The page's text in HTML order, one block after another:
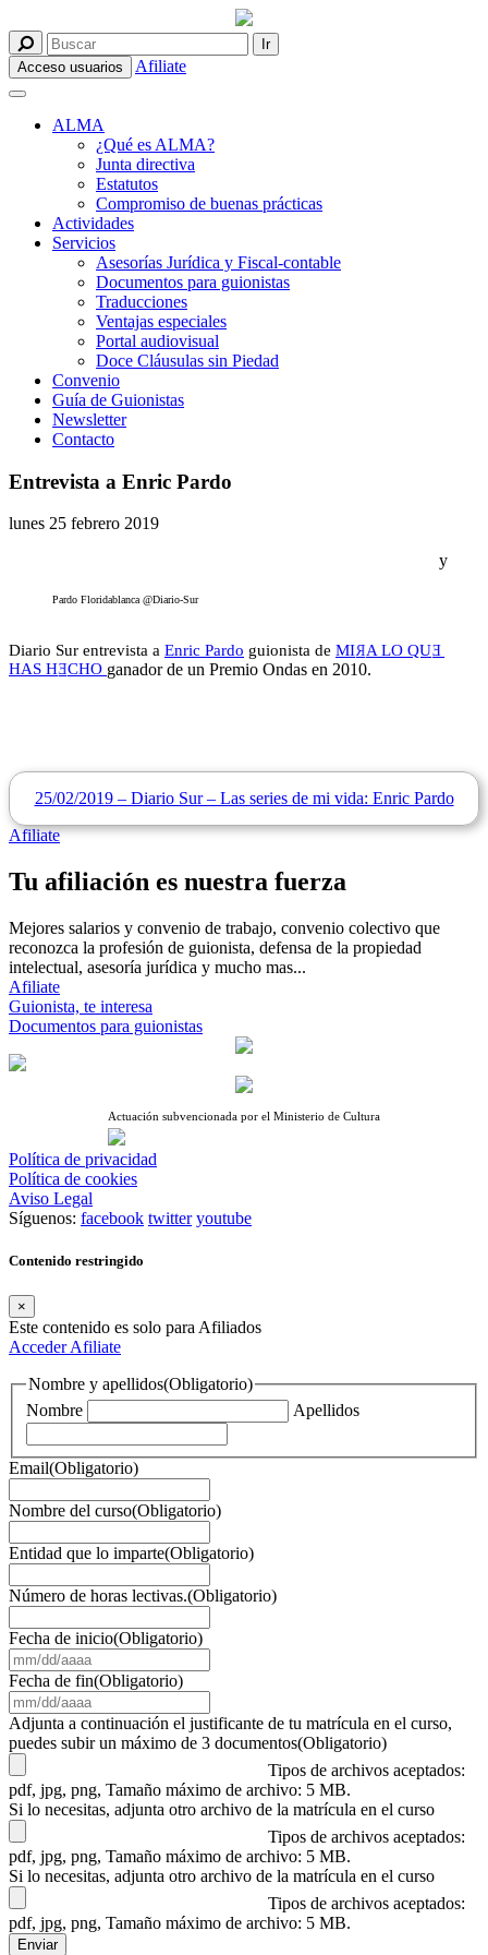
Acceso usuarios Afiliate
ALMA
¿Qué es ALMA?
Junta directiva
Estatutos
Compromiso de buenas prácticas
Actividades
Servicios
Asesorías Jurídica y Fiscal-contable
Documentos para guionistas
Traducciones
Ventajas especiales
Portal audiovisual
Doce Cláusulas sin Piedad
Convenio
Guía de Guionistas
Newsletter
Contacto
Entrevista a Enric Pardo
lunes 25 febrero 2019
Pardo Floridablanca @Diario-Sur
Diario Sur entrevista a Enric Pardo guionista de MIRA LO QUE
HAS HECHO
y
ganador de un Premio Ondas en 2010.
25/02/2019 – Diario Sur – Las series de mi vida: Enric Pardo
Afiliate
Tu afiliación es nuestra fuerza
Mejores salarios y convenio de trabajo, convenio colectivo que
reconozca la profesión de guionista, defensa de la propiedad
intelectual, asesoría jurídica y mucho mas...
Afiliate
Guionista, te interesa
Documentos para guionistas
Actuación subvencionada por el Ministerio de Cultura
Política de privacidad
Política de cookies
Aviso Legal
Síguenos: facebook twitter youtube
Contenido restringido
×
Este contenido es solo para Afiliados
AccederAfiliate
Nombre y apellidos(Obligatorio)
Nombre
Apellidos
Email(Obligatorio)
Nombre del curso(Obligatorio)
Entidad que lo imparte(Obligatorio)
Número de horas lectivas.(Obligatorio)
Fecha de inicio(Obligatorio)
barra
DD
barra
AAAA
Fecha de fin(Obligatorio)
barra
DD
Adjunta a continuación el justificante de tu matrícula en el curso,
puedes subir un máximo de 3 documentos(Obligatorio)
Tipos de archivos aceptados:
pdf, jpg, png, Tamaño máximo de archivo: 5 MB.
Si lo necesitas, adjunta otro archivo de la matrícula en el curso
Tipos de archivos aceptados:
pdf, jpg, png, Tamaño máximo de archivo: 5 MB.
Si lo necesitas, adjunta otro archivo de la matrícula en el curso
Tipos de archivos aceptados:
pdf, jpg, png, Tamaño máximo de archivo: 5 MB.